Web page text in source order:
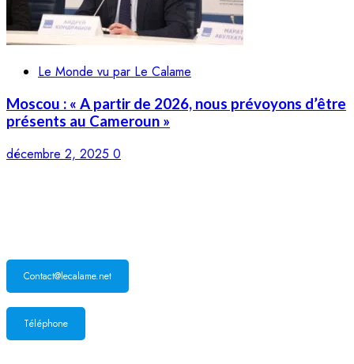
Le Monde vu par Le Calame
Moscou : « A partir de 2026, nous prévoyons d’être
présents au Cameroun »
décembre 2, 2025 0
Contact@lecalame.net
Téléphone